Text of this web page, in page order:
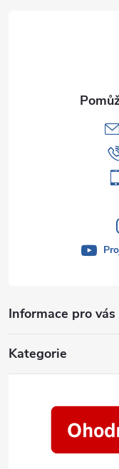
Informace pro vás
Kategorie